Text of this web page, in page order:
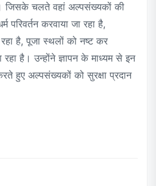
जिसके चलते वहां अल्पसंख्यकों की
परिवर्तन करवाया जा रहा है,
है, पूजा स्थलों को नष्ट कर
रहा है। उन्होंने ज्ञापन के माध्यम से इन
हुए अल्पसंख्यकों को सुरक्षा प्रदान